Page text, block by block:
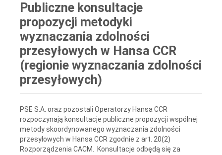
Publiczne konsultacje
propozycji metodyki
wyznaczania zdolności
przesyłowych w Hansa CCR
(regionie wyznaczania zdolności
przesyłowych)
PSE S.A. oraz pozostali Operatorzy Hansa CCR
rozpoczynają konsultacje publiczne propozycji wspólnej
metody skoordynowanego wyznaczania zdolności
przesyłowych w Hansa CCR zgodnie z art. 20(2)
Rozporządzenia CACM. Konsultacje odbędą się za